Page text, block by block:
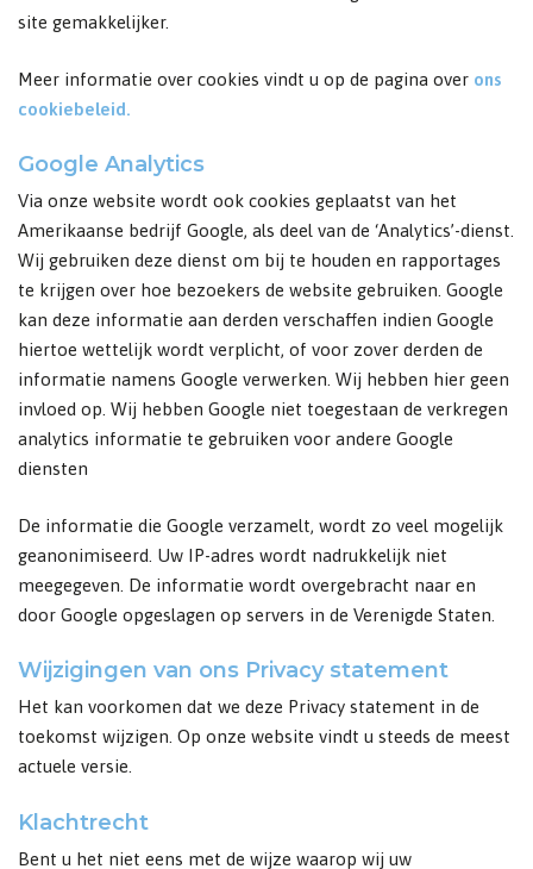
site gemakkelijker.
Meer informatie over cookies vindt u op de pagina over ons
cookiebeleid.
Google Analytics
Via onze website wordt ook cookies geplaatst van het
Amerikaanse bedrijf Google, als deel van de ‘Analytics’-dienst.
Wij gebruiken deze dienst om bij te houden en rapportages
te krijgen over hoe bezoekers de website gebruiken. Google
kan deze informatie aan derden verschaffen indien Google
hiertoe wettelijk wordt verplicht, of voor zover derden de
informatie namens Google verwerken. Wij hebben hier geen
invloed op. Wij hebben Google niet toegestaan de verkregen
analytics informatie te gebruiken voor andere Google
diensten
De informatie die Google verzamelt, wordt zo veel mogelijk
geanonimiseerd. Uw IP-adres wordt nadrukkelijk niet
meegegeven. De informatie wordt overgebracht naar en
door Google opgeslagen op servers in de Verenigde Staten.
Wijzigingen van ons Privacy statement
Het kan voorkomen dat we deze Privacy statement in de
toekomst wijzigen. Op onze website vindt u steeds de meest
actuele versie.
Klachtrecht
Bent u het niet eens met de wijze waarop wij uw